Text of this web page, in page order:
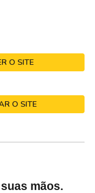
O SITE
O SITE
mãos.